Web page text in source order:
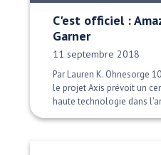
C'est officiel :
Garner
Date publiée:
11 septembre 2018
Par Lauren K. Ohnesorge
le projet Axis prévoit un
haute technologie dans